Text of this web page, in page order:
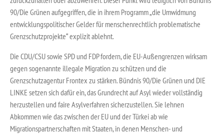
90/Die Grünen aufgegriffen, die in ihrem Programm „die Umwidmung
entwicklungspolitischer Gelder für menschenrechtlich problematische
Grenzschutzprojekte“ explizit ablehnt.
Die CDU/CSU sowie SPD und FDP fordern, die EU-Außengrenzen wirksam
gegen sogenannte illegale Migration zu schützen und die
Grenzschutzagentur Frontex zu stärken. Bündnis 90/Die Grünen und DIE
LINKE setzen sich dafür ein, das Grundrecht auf Asyl wieder vollständig
herzustellen und faire Asylverfahren sicherzustellen. Sie lehnen
Abkommen wie das zwischen der EU und der Türkei ab wie
Migrationspartnerschaften mit Staaten, in denen Menschen- und